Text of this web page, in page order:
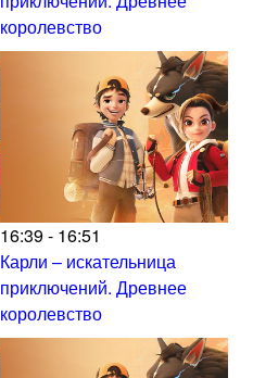
королевство
16:39 - 16:51
Карли – искательница
приключений. Древнее
королевство